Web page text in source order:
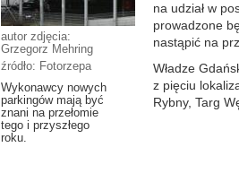
autor zdjęcia:
Grzegorz Mehring
źródło: Fotorzepa
Wykonawcy nowych
parkingów mają być
znani na przełomie
tego i przyszłego
roku.
na udział w
prowadzone
nastąpić na
Władze
z pięciu
Rybny, Targ